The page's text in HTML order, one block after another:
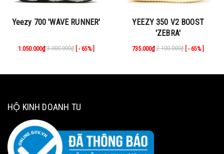
Yeezy 700 'WAVE RUNNER'
1.050.000₫ 3.000.000₫ [ - 65% ]
YEEZY 350 V2 BOOST
'ZEBRA'
735.000₫ 2.100.000₫ [ - 65% ]
HỘ KINH DOANH TU